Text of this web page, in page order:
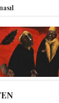
dönüştürdü?